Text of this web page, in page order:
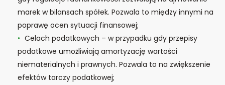
marek w bilansach spółek. Pozwala to między innymi na
poprawę ocen sytuacji finansowej;
Celach podatkowych – w przypadku gdy przepisy
podatkowe umożliwiają amortyzację wartości
niematerialnych i prawnych. Pozwala to na zwiększenie
efektów tarczy podatkowej;